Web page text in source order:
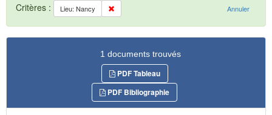
Critères : Lieu: Nancy Annuler
1 documents trouvés
PDF Tableau
PDF Bibliographie